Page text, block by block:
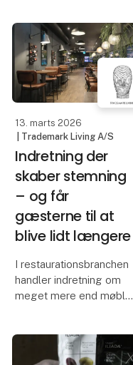
Den landsdækkende
levering gav os
fleksibilitet og tryghed –
og prisen var konkurre
13. marts 2026
| Trademark Living A/S
Indretning der
skaber stemning
– og får
gæsterne til at
blive lidt længere
I restaurationsbranchen
handler indretning om
meget mere end møbler.
definere hele
gæsteoplevelsen.